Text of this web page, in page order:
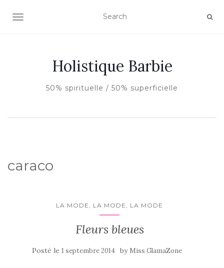
AFFICHER/MASQUER LA NAVIGATION
Holistique Barbie
50% spirituelle / 50% superficielle
caraco
LA MODE, LA MODE, LA MODE
Fleurs bleues
Posté le 1 septembre 2014 by Miss GlamaZone